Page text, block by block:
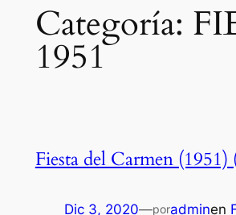
Categoría:
1951
Fiesta del Carmen (1951)
Dic 3, 2020—poradminen